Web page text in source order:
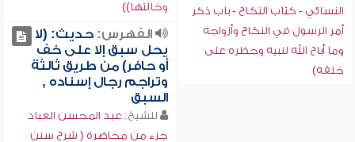
النسائي - كتاب النكاح - باب ذكر
أمر الرسول في النكاح وأزواجه
وما أباح الله لنبيه وحظره على
خلقه)
وخالتها))
الفهرس:حديث: (لا
يحل سبق إلا على خف
أو حافر) من طريق ثالثة
وتراجم رجال إسناده ,
السبق
للشيخ: عبد المحسن العباد
جزء من محاضرة ( شرح سنن